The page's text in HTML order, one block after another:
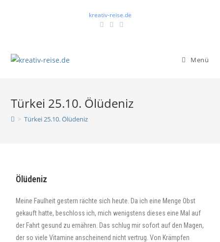
kreativ-reise.de
Menü
Türkei 25.10. Ölüdeniz
> Türkei 25.10. Ölüdeniz
Ölüdeniz
Meine Faulheit gestern rächte sich heute. Da ich eine Menge Obst
gekauft hatte, beschloss ich, mich wenigstens dieses eine Mal auf
der Fahrt gesund zu ernähren. Das schlug mir sofort auf den Magen,
der so viele Vitamine anscheinend nicht vertrug. Von Krämpfen